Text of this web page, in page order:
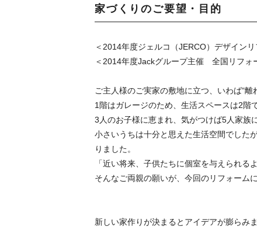
家づくりのご要望・目的
＜2014年度ジェルコ（JERCO）デザイン
＜2014年度Jackグループ主催 全国リフォ
ご主人様のご実家の敷地に立つ、いわば“離
1階はガレージのため、生活スペースは2階
3人のお子様に恵まれ、気がつけば5人家族に
小さいうちは十分と思えた生活空間でした
りました。
「近い将来、子供たちに個室を与えられる
そんなご両親の願いが、今回のリフォーム
新しい家作りが決まるとアイデアが膨らみ